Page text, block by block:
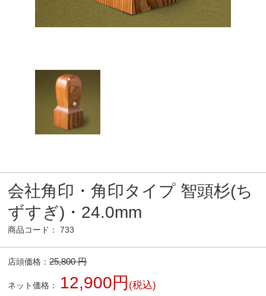
会社角印・角印タイプ 智頭杉(ち
ずすぎ)・24.0mm
商品コード： 733
店頭価格：25,800 円
ネット価格： 12,900円 (税込)